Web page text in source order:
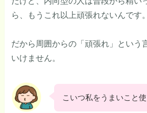
ら、もうこれ以上頑張れないんです。
だから周囲からの「頑張れ」という
いけません。
こいつ私をうまいこと